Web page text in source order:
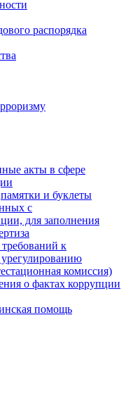
распорядка
акты в сфере
и буклеты
с
для заполнения
к
комиссия)
о фактах коррупции
помощь